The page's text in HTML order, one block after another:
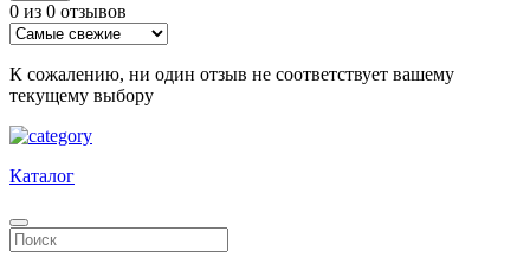
0 из 0 отзывов
К сожалению, ни один отзыв не соответствует вашему
текущему выбору
Каталог